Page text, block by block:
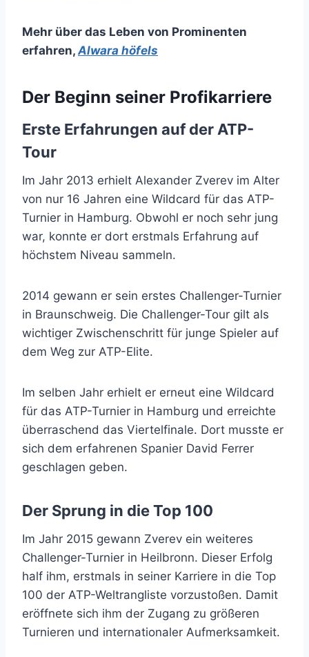
Mehr über das Leben von Prominenten
erfahren,Alwara höfels
Der Beginn seiner Profikarriere
Erste Erfahrungen auf der ATP-
Tour
Im Jahr 2013 erhielt Alexander Zverev im Alter
von nur 16 Jahren eine Wildcard für das ATP-
Turnier in Hamburg. Obwohl er noch sehr jung
war, konnte er dort erstmals Erfahrung auf
höchstem Niveau sammeln.
2014 gewann er sein erstes Challenger-Turnier
in Braunschweig. Die Challenger-Tour gilt als
wichtiger Zwischenschritt für junge Spieler auf
dem Weg zur ATP-Elite.
Im selben Jahr erhielt er erneut eine Wildcard
für das ATP-Turnier in Hamburg und erreichte
überraschend das Viertelfinale. Dort musste er
sich dem erfahrenen Spanier David Ferrer
geschlagen geben.
Der Sprung in die Top 100
Im Jahr 2015 gewann Zverev ein weiteres
Challenger-Turnier in Heilbronn. Dieser Erfolg
half ihm, erstmals in seiner Karriere in die Top
100 der ATP-Weltrangliste vorzustoßen. Damit
eröffnete sich ihm der Zugang zu größeren
Turnieren und internationaler Aufmerksamkeit.